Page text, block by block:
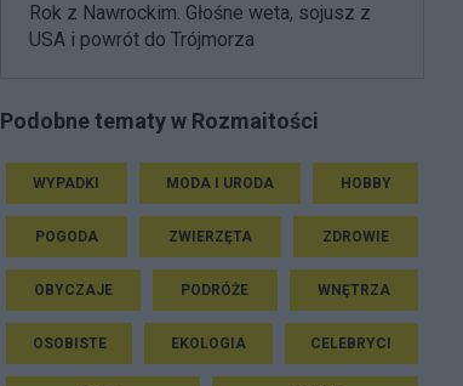
Rok z Nawrockim. Głośne weta, sojusz z
USA i powrót do Trójmorza
Podobne tematy w Rozmaitości
WYPADKI MODA I URODA HOBBY
POGODA ZWIERZĘTA ZDROWIE
OBYCZAJE PODRÓŻE WNĘTRZA
OSOBISTE EKOLOGIA CELEBRYCI